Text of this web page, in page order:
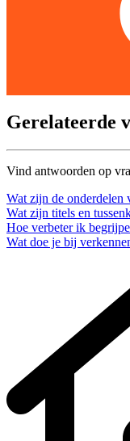
Gerelateerde
Vind antwoorden op
Wat zijn de onderdelen
Wat zijn titels en
Hoe verbeter ik
Wat doe je bij